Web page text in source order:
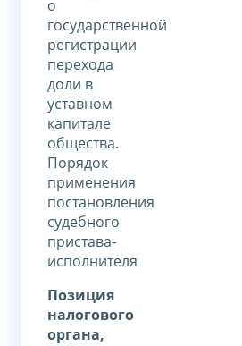
о
государственной
регистрации
перехода
доли в
уставном
капитале
общества.
Порядок
применения
постановления
судебного
пристава-
исполнителя
Позиция
налогового
органа,